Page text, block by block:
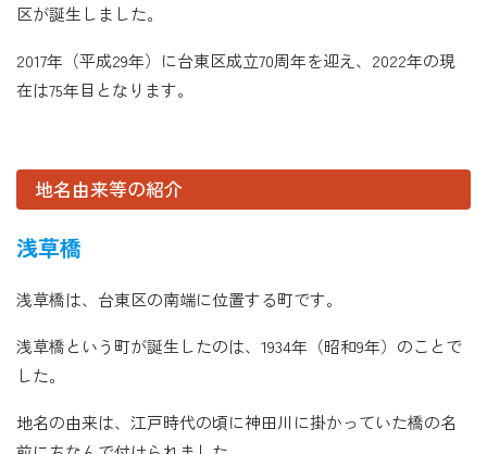
区が誕生しました。
2017年（平成29年）に台東区成立70周年を迎え、2022年の現
在は75年目となります。
地名由来等の紹介
浅草橋
浅草橋は、台東区の南端に位置する町です。
浅草橋という町が誕生したのは、1934年（昭和9年）のことで
した。
地名の由来は、江戸時代の頃に神田川に掛かっていた橋の名